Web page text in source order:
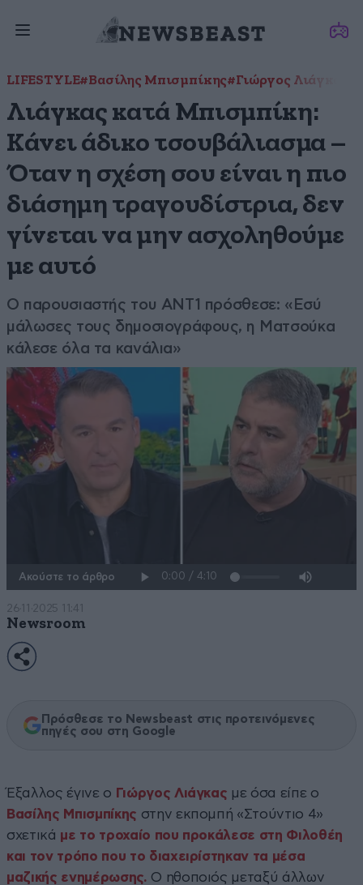
LIFESTYLE#Βασίλης Μπισμπίκης#Γιώργος Λιάγκας
Λιάγκας κατά Μπισμπίκη:
Κάνει άδικο τσουβάλιασμα –
Όταν η σχέση σου είναι η πιο
διάσημη τραγουδίστρια, δεν
γίνεται να μην ασχοληθούμε
με αυτό
O παρουσιαστής του ΑΝΤ1 πρόσθεσε: «Εσύ
μάλωσες τους δημοσιογράφους, η Ματσούκα
κάλεσε όλα τα κανάλια»
Ακούστε το άρθρο
26·11·2025 11:41
Newsroom
Πρόσθεσε το Newsbeast στις προτεινόμενες
πηγές σου στη Google
Έξαλλος έγινε ο Γιώργος Λιάγκας με όσα είπε ο
Βασίλης Μπισμπίκης στην εκπομπή «Στούντιο 4»
σχετικά με το τροχαίο που προκάλεσε στη Φιλοθέη
και τον τρόπο που το διαχειρίστηκαν τα μέσα
μαζικής ενημέρωσης. Ο ηθοποιός μεταξύ άλλων